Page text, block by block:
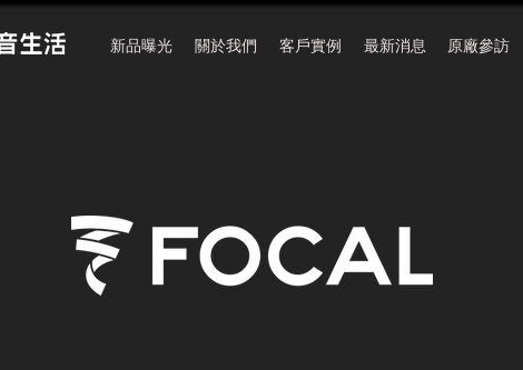
新品曝光 關於我們 客戶實例 最新消息 原廠參訪